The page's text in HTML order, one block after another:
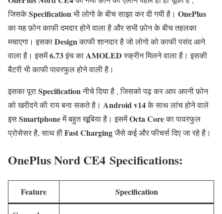
जिसकेSpecificationभी लोगो के बीच साझा कर दी गयी है। OnePlus
का यह फ़ोन काफी दमदार होने वाला है और सभी फ़ोन के बीच तहलका
मचाएगा। इसकाDesignकाफी शानदार है जो लोगो को काफी पसंद आने
वाला है। इसमें6.73इंच काAMOLEDस्क्रीन मिलने वाला है। इसकी
बैटरी भी काफी पावरफुल होने वाली है।
इसका पूराSpecificationनीचे दिया है , जिसको पढ़ कर आप अपनी फ़ोन
को खरीदने की राय बना सकते है। Android v14के साथ लांच होने वाले
इसSmartphoneमें बहुत खूबिया है। इसमेंOcta Coreका पावरफुल
प्रोसेसर है, साथ हीFast Chargingजैसे कई और फीचर्स दिए जा रहे है।
OnePlus Nord CE4 Specifications:
Feature Specification